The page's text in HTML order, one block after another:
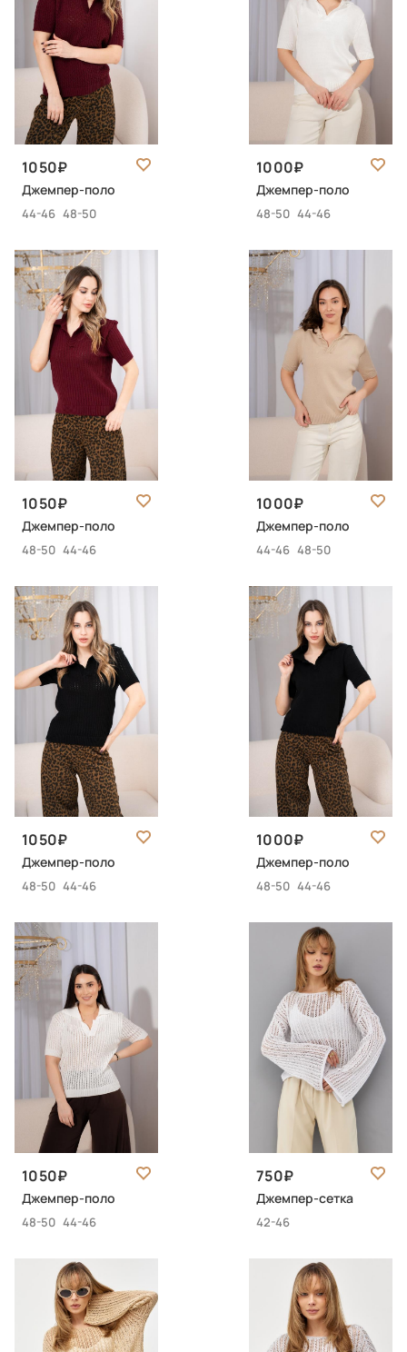
1050
Джемпер-поло
44-46 48-50
1000
Джемпер-поло
48-50 44-46
1050
Джемпер-поло
48-50 44-46
1000
Джемпер-поло
44-46 48-50
1050
Джемпер-поло
48-50 44-46
1000
Джемпер-поло
48-50 44-46
1050
Джемпер-поло
48-50 44-46
750
Джемпер-сетка
42-46